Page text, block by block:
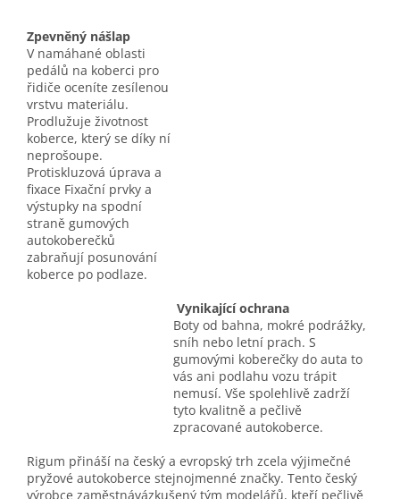
Zpevněný nášlap
V namáhané oblasti
pedálů na koberci pro
řidiče oceníte zesílenou
vrstvu materiálu.
Prodlužuje životnost
koberce, který se díky ní
neprošoupe.
Protiskluzová úprava a
fixace Fixační prvky a
výstupky na spodní
straně gumových
autokoberečků
zabraňují posunování
koberce po podlaze.
Vynikající ochrana
Boty od bahna, mokré podrážky,
sníh nebo letní prach. S
gumovými koberečky do auta to
vás ani podlahu vozu trápit
nemusí. Vše spolehlivě zadrží
tyto kvalitně a pečlivě
zpracované autokoberce.
Rigum přináší na český a evropský trh zcela výjimečné
pryžové autokoberce stejnojmenné značky. Tento český
výrobce zaměstnávázkušený tým modelářů, kteří pečlivě